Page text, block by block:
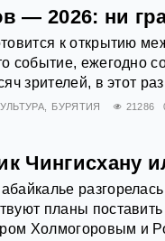
— 2026: ни
к открытию
событие, ежегодно
зрителей, в этот
БУРЯТИЯ 21286
Чингисхану
планы
Холмогоровым и